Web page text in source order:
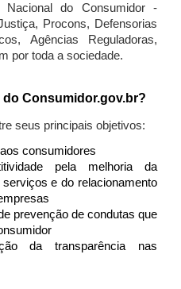
Nacional do Consumidor -
Procons, Defensorias
Agências Reguladoras,
por toda a sociedade.
Consumidor.gov.br?
seus principais objetivos:
consumidores
pela melhoria da
e do relacionamento
prevenção de condutas que
da transparência nas